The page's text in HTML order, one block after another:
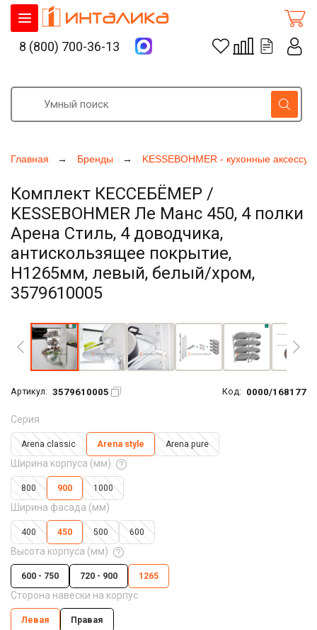
Главная Бренды KESSEBOHMER - кухонные
Комплект КЕССЕБЁМЕР /
KESSEBOHMER Ле Манс 450, 4 полки
Арена Стиль, 4 доводчика,
антискользящее покрытие,
H1265мм, левый, белый/хром,
3579610005
Артикул: 3579610005 Код: 0000/168177
Серия
Arena classic Arena style Arena pure
Ширина корпуса (мм)
800 900 1000
Ширина фасада (мм)
400 450 500 600
Высота корпуса (мм)
600 - 750 720 - 900 1265
Сторона навески на корпус
Левая Правая
8 (800) 700-36-13